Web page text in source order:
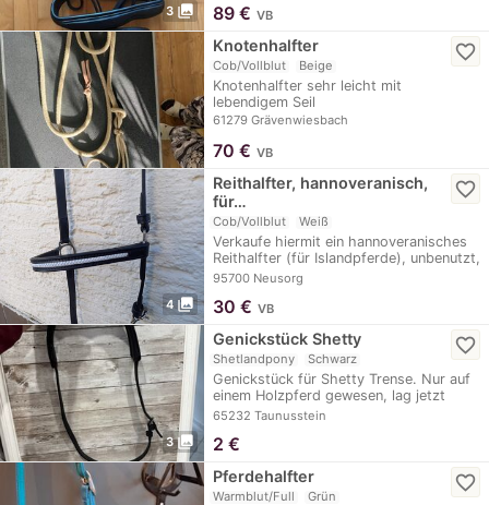
3 photo_library 89 € VB
Knotenhalfter
Cob/Vollblut Beige
Knotenhalfter sehr leicht mit
lebendigem Seil
61279 Grävenwiesbach
favorite_border
70 € VB
4 photo_library
Reithalfter, hannoveranisch,
für…
Cob/Vollblut Weiß
Verkaufe hiermit ein hannoveranisches
Reithalfter (für Islandpferde), unbenutzt,
aus…
95700 Neusorg
favorite_border
30 € VB
3 photo_library
Genickstück Shetty
Shetlandpony Schwarz
Genickstück für Shetty Trense. Nur auf
einem Holzpferd gewesen, lag jetzt
längere…
65232 Taunusstein
favorite_border
2 €
Pferdehalfter
Warmblut/Full Grün
favorite_border